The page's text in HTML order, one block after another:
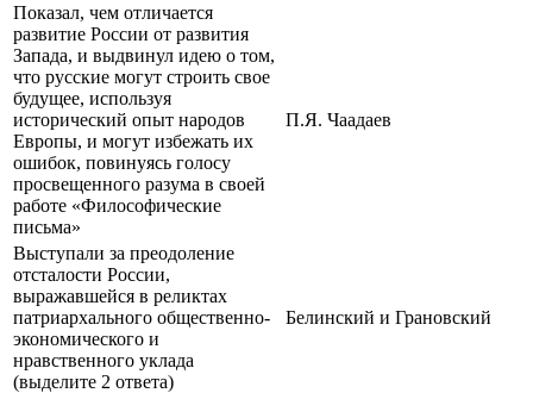
Показал, чем отличается
развитие России от развития
Запада, и выдвинул идею о том,
что русские могут строить свое
будущее, используя
исторический опыт народов
Европы, и могут избежать их
ошибок, повинуясь голосу
просвещенного разума в своей
работе «Философические
письма»
П.Я. Чаадаев
Выступали за преодоление
отсталости России,
выражавшейся в реликтах
патриархального общественно-
экономического и
нравственного уклада
(выделите 2 ответа)
Белинский и Грановский